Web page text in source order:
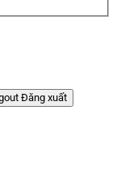
Đăng xuất